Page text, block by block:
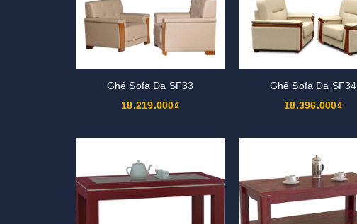
Ghế Sofa Da SF33
18.219.000₫
Ghế Sofa Da SF34
18.396.000₫